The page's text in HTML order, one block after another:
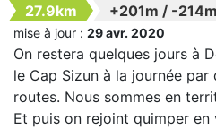
27.9km +201m / -214m
mise à jour : 29 avr. 2020
On restera quelques jours à
le Cap Sizun à la journée
routes. Nous sommes en
Et puis on rejoint quimper